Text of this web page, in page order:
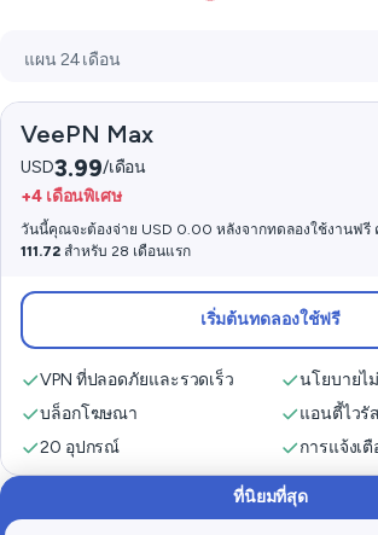
VeePN Max
USD3.99/เดือน
+4 เดือนพิเศษ
วันนี้คุณจะต้องจ่าย USD 0.00 หลังจากทดลองใช้งานฟรี
111.72 สำหรับ 28 เดือนแรก
เริ่มต้นทดลองใช้ฟรี
VPN ที่ปลอดภัยและรวดเร็ว
นโยบายไ
บล็อกโฆษณา
แอนตี้ไวรัส
20 อุปกรณ์
การแจ้งเ
ที่นิยมที่สุด